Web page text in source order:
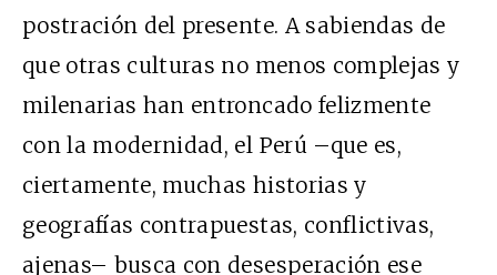
postración del presente. A sabiendas de
que otras culturas no menos complejas y
milenarias han entroncado felizmente
con la modernidad, el Perú –que es,
ciertamente, muchas historias y
geografías contrapuestas, conflictivas,
ajenas– busca con desesperación ese